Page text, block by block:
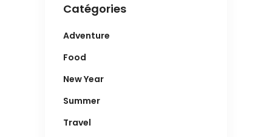
Catégories
Adventure
Food
New Year
Summer
Travel